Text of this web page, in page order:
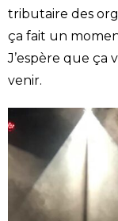
tributaire des
ça fait un
J’espère que ça
venir.